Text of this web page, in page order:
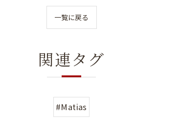
一覧に戻る
関連タグ
#Matias